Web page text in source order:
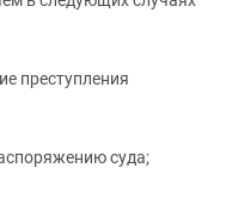
преступления
суда;